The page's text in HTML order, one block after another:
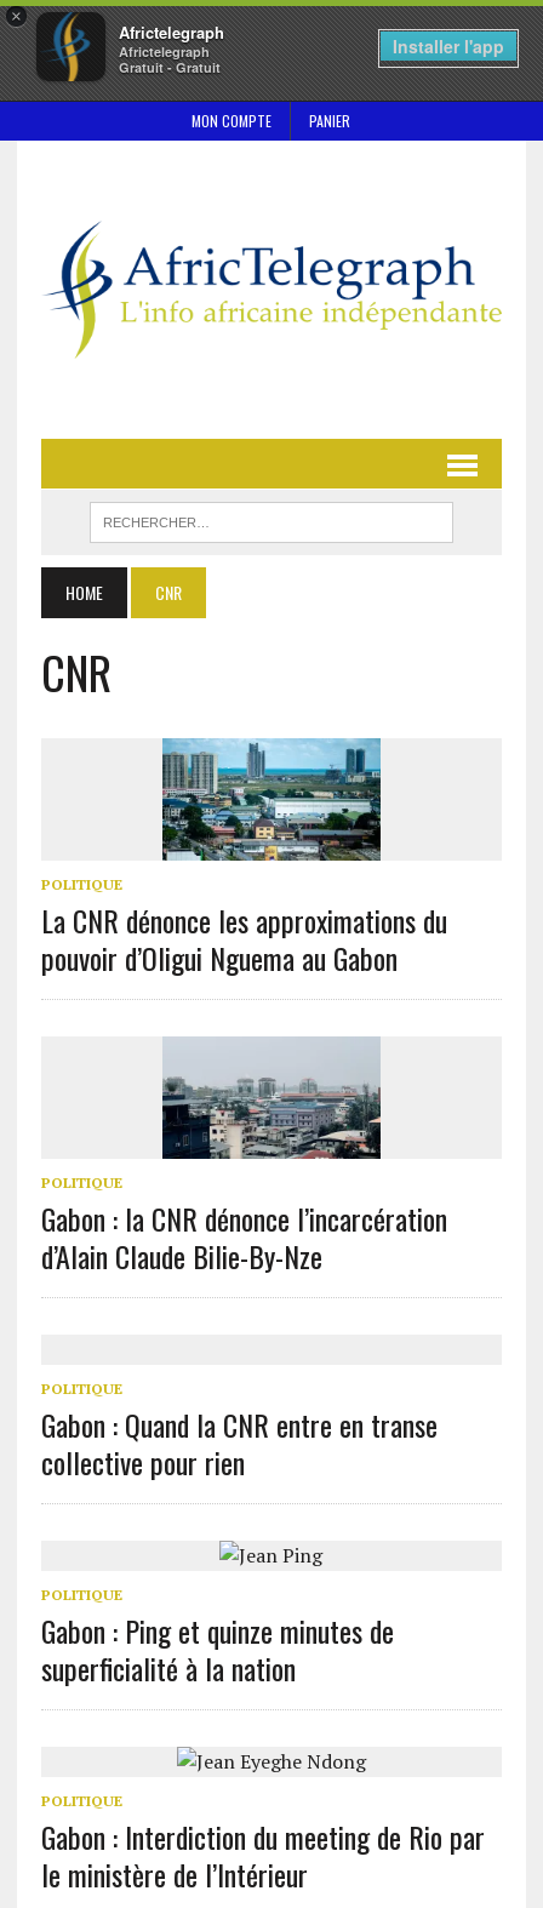
×
Africtelegraph
Africtelegraph
Gratuit - Gratuit
Installer l'app
MON COMPTE PANIER
HOME CNR
CNR
POLITIQUE
La CNR dénonce les approximations du
pouvoir d’Oligui Nguema au Gabon
POLITIQUE
Gabon : la CNR dénonce l’incarcération
d’Alain Claude Bilie-By-Nze
POLITIQUE
Gabon : Quand la CNR entre en transe
collective pour rien
POLITIQUE
Gabon : Ping et quinze minutes de
superficialité à la nation
POLITIQUE
Gabon : Interdiction du meeting de Rio par
le ministère de l’Intérieur